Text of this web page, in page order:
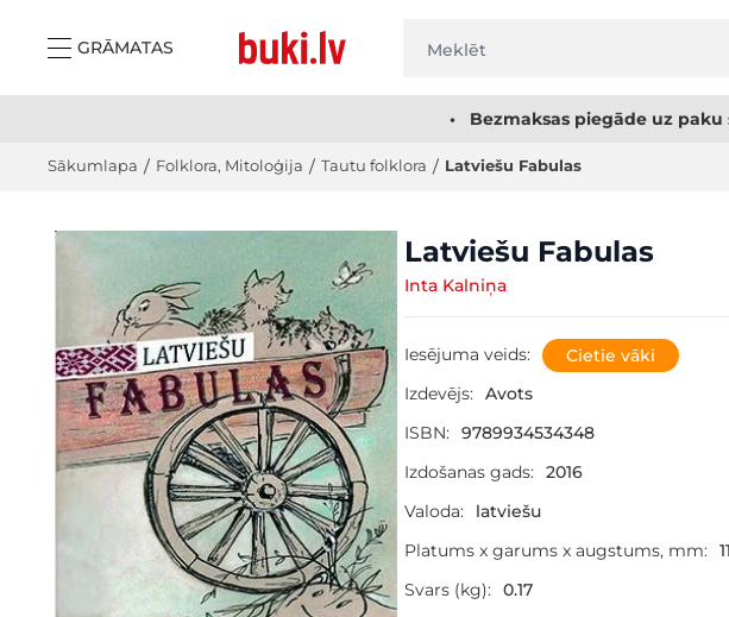
GRĀMATAS
• Bezmaksas piegāde uz
Sākumlapa / Folklora, Mitoloģija / Tautu folklora / Latviešu Fabulas
Main image
Click to view image in fullscreen Latviešu Fabulas
Inta Kalniņa
Iesējuma veids:
Cietie vāki
Izdevējs:
Avots
ISBN:
9789934534348
Izdošanas gads:
2016
Valoda:
latviešu
Platums x garums x augstums, mm:
Svars (kg):
0.17